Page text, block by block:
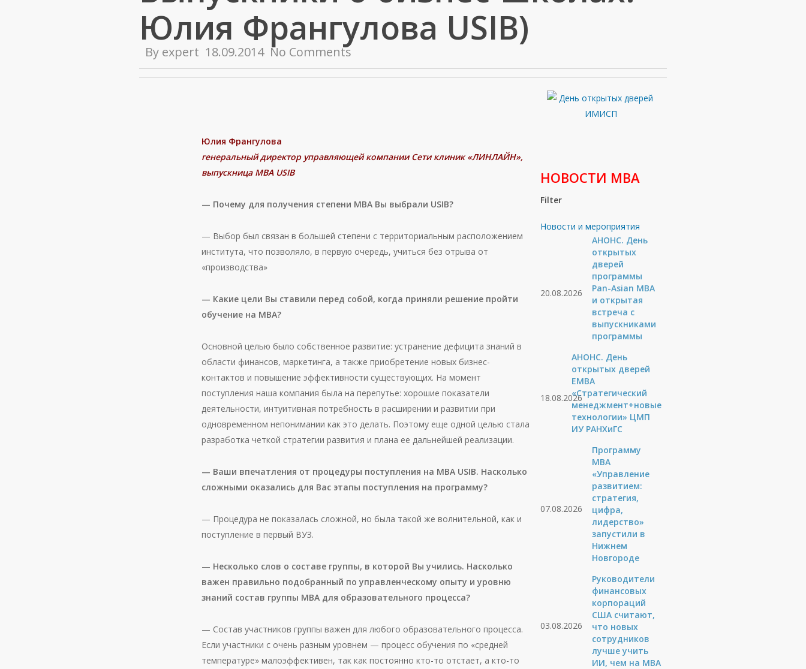
Юлия Франгулова USIB)
By expert 18.09.2014 No Comments
Юлия Франгулова
генеральный директор управляющей компании Сети клиник «ЛИНЛАЙН»,
выпускница МВА USIB
— Почему для получения степени МВА Вы выбрали USIB?
— Выбор был связан в большей степени с территориальным расположением
института, что позволяло, в первую очередь, учиться без отрыва от
«производства»
— Какие цели Вы ставили перед собой, когда приняли решение пройти
обучение на МВА?
Основной целью было собственное развитие: устранение дефицита знаний в
области финансов, маркетинга, а также приобретение новых бизнес-
контактов и повышение эффективности существующих. На момент
поступления наша компания была на перепутье: хорошие показатели
деятельности, интуитивная потребность в расширении и развитии при
одновременном непонимании как это делать. Поэтому еще одной целью стала
разработка четкой стратегии развития и плана ее дальнейшей реализации.
— Ваши впечатления от процедуры поступления на МВА USIB. Насколько
сложными оказались для Вас этапы поступления на программу?
— Процедура не показалась сложной, но была такой же волнительной, как и
поступление в первый ВУЗ.
— Несколько слов о составе группы, в которой Вы учились. Насколько
важен правильно подобранный по управленческому опыту и уровню
знаний состав группы МВА для образовательного процесса?
— Состав участников группы важен для любого образовательного процесса.
Если участники с очень разным уровнем — процесс обучения по «средней
температуре» малоэффективен, так как постоянно кто-то отстает, а кто-то
НОВОСТИ МВА
Filter
Новости и мероприятия
20.08.2026
АНОНС. День
открытых
дверей
программы
Pan-Asian MBA
и открытая
встреча с
выпускниками
программы
18.08.2026
АНОНС. День
открытых дверей
ЕМВА
«Стратегический
менеджмент+новые
технологии» ЦМП
ИУ РАНХиГС
07.08.2026
Программу
MBA
«Управление
развитием:
стратегия,
цифра,
лидерство»
запустили в
Нижнем
Новгороде
03.08.2026
Руководители
финансовых
корпораций
США считают,
что новых
сотрудников
лучше учить
ИИ, чем на МВА